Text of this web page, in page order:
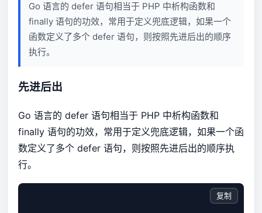
Go 语言的 defer 语句相当于 PHP 中析构函数和
finally 语句的功效，常用于定义兜底逻辑，如果一个
函数定义了多个 defer 语句，则按照先进后出的顺序
执行。
先进后出
Go 语言的 defer 语句相当于 PHP 中析构函数和
finally 语句的功效，常用于定义兜底逻辑，如果一个函
数定义了多个 defer 语句，则按照先进后出的顺序执
行。
复制